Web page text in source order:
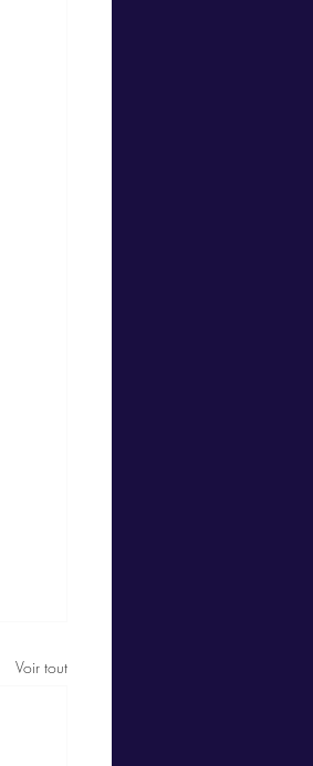
Voir tout